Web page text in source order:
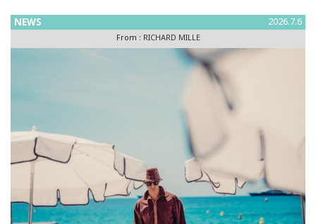
NEWS 2026.7.6
From : RICHARD MILLE